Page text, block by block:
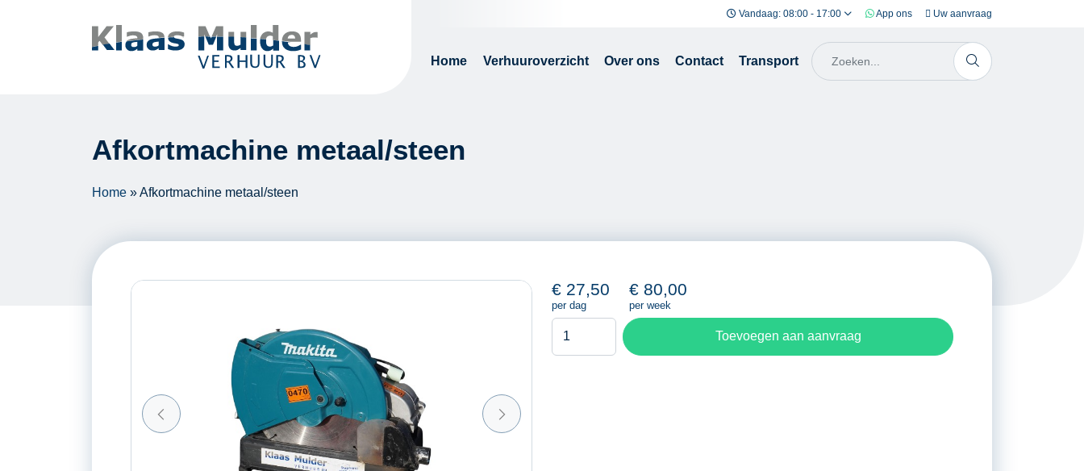
Vandaag: 08:00 - 17:00 App ons Uw aanvraag
Home Verhuuroverzicht Over ons Contact Transport
Afkortmachine metaal/steen
Home »Afkortmachine metaal/steen
€ 27,50
per dag
€ 80,00
per week
Afkortmachine
metaal/steen
Toevoegen aan aanvraag